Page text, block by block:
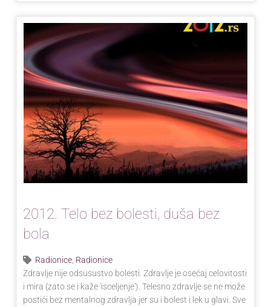
2012. Telo bez bolesti, duša bez
bola
Radionice Radionice
Zdravlje nije odsusustvo bolesti. Zdravlje je osećaj celovitosti
i mira (zato se i kaže 'isceljenje'). Telesno zdravlje se ne može
postići bez mentalnog zdravlja jer su i bolest i lek u glavi. Sve